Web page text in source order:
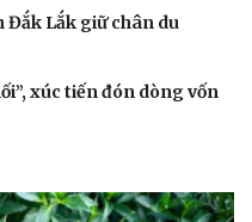
Đắk Lắk giữ chân du
xúc tiến đón dòng vốn